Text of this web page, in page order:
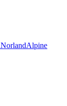
NorlandAlpine